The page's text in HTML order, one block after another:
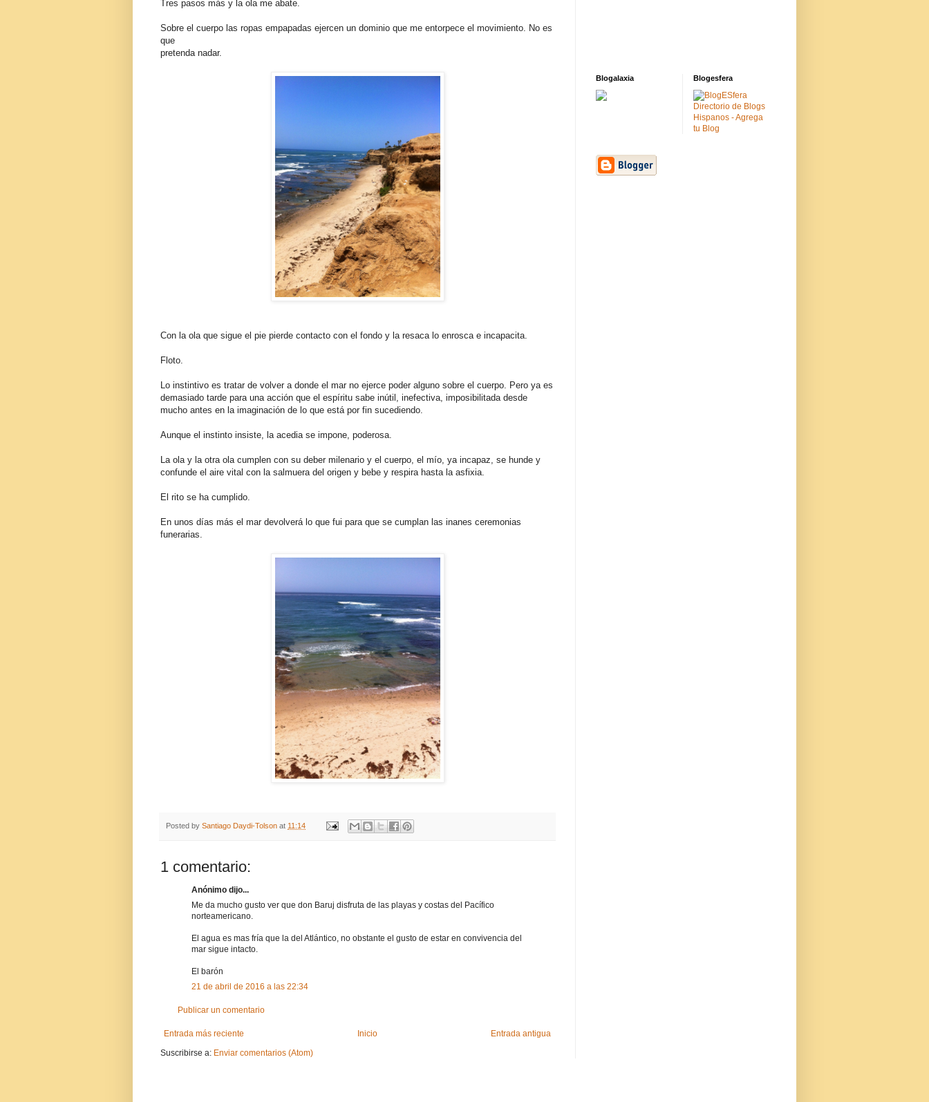
Tres pasos más y la ola me abate.
Sobre el cuerpo las ropas empapadas ejercen un dominio que me entorpece el movimiento. No es
que
pretenda nadar.
Con la ola que sigue el pie pierde contacto con el fondo y la resaca lo enrosca e incapacita.
Floto.
Lo instintivo es tratar de volver a donde el mar no ejerce poder alguno sobre el cuerpo. Pero ya es
demasiado tarde para una acción que el espíritu sabe inútil, inefectiva, imposibilitada desde
mucho antes en la imaginación de lo que está por fin sucediendo.
Aunque el instinto insiste, la acedia se impone, poderosa.
La ola y la otra ola cumplen con su deber milenario y el cuerpo, el mío, ya incapaz, se hunde y
confunde el aire vital con la salmuera del origen y bebe y respira hasta la asfixia.
El rito se ha cumplido.
En unos días más el mar devolverá lo que fui para que se cumplan las inanes ceremonias
funerarias.
Posted by Santiago Daydi-Tolson at 11:14
1 comentario:
Anónimo dijo...
Me da mucho gusto ver que don Baruj disfruta de las playas y costas del Pacífico
norteamericano.
El agua es mas fría que la del Atlántico, no obstante el gusto de estar en convivencia del
mar sigue intacto.
El barón
21 de abril de 2016 a las 22:34
Publicar un comentario
Entrada más reciente Entrada antigua
Inicio
Suscribirse a: Enviar comentarios (Atom)
Blogalaxia Blogesfera